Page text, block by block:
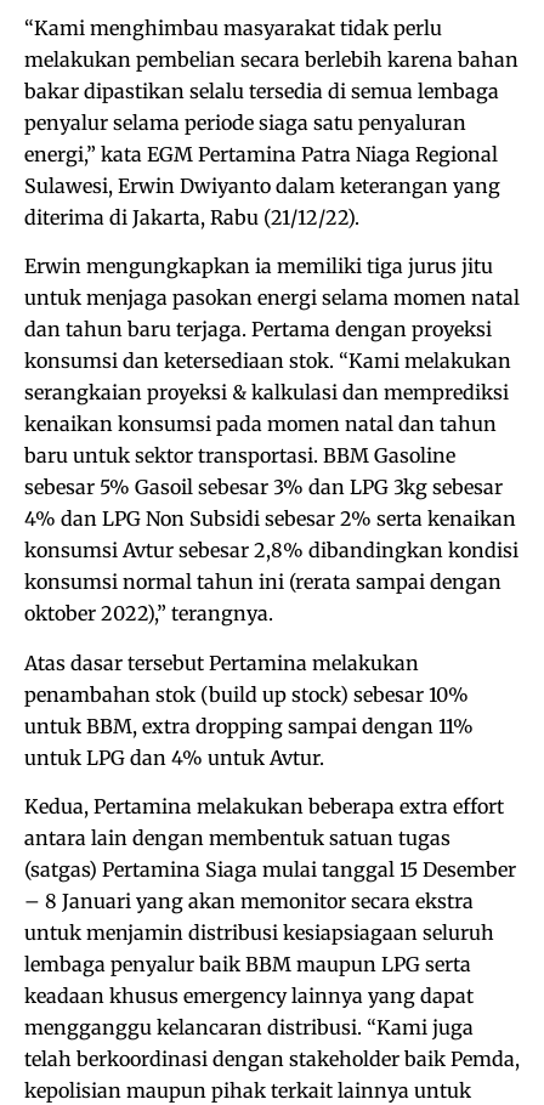
“Kami menghimbau masyarakat tidak perlu
melakukan pembelian secara berlebih karena bahan
bakar dipastikan selalu tersedia di semua lembaga
penyalur selama periode siaga satu penyaluran
energi,” kata EGM Pertamina Patra Niaga Regional
Sulawesi, Erwin Dwiyanto dalam keterangan yang
diterima di Jakarta, Rabu (21/12/22).
Erwin mengungkapkan ia memiliki tiga jurus jitu
untuk menjaga pasokan energi selama momen natal
dan tahun baru terjaga. Pertama dengan proyeksi
konsumsi dan ketersediaan stok. “Kami melakukan
serangkaian proyeksi & kalkulasi dan memprediksi
kenaikan konsumsi pada momen natal dan tahun
baru untuk sektor transportasi. BBM Gasoline
sebesar 5% Gasoil sebesar 3% dan LPG 3kg sebesar
4% dan LPG Non Subsidi sebesar 2% serta kenaikan
konsumsi Avtur sebesar 2,8% dibandingkan kondisi
konsumsi normal tahun ini (rerata sampai dengan
oktober 2022),” terangnya.
Atas dasar tersebut Pertamina melakukan
penambahan stok (build up stock) sebesar 10%
untuk BBM, extra dropping sampai dengan 11%
untuk LPG dan 4% untuk Avtur.
Kedua, Pertamina melakukan beberapa extra effort
antara lain dengan membentuk satuan tugas
(satgas) Pertamina Siaga mulai tanggal 15 Desember
– 8 Januari yang akan memonitor secara ekstra
untuk menjamin distribusi kesiapsiagaan seluruh
lembaga penyalur baik BBM maupun LPG serta
keadaan khusus emergency lainnya yang dapat
mengganggu kelancaran distribusi. “Kami juga
telah berkoordinasi dengan stakeholder baik Pemda,
kepolisian maupun pihak terkait lainnya untuk